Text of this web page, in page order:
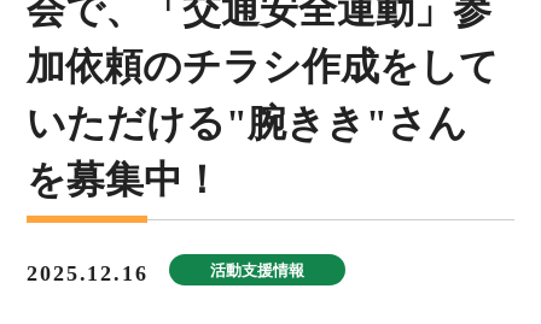
会で、「交通安全運動」参
加依頼のチラシ作成をして
いただける"腕きき"さん
を募集中！
2025.12.16 活動支援情報